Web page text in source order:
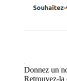
Donnez un
Retrouvez-la